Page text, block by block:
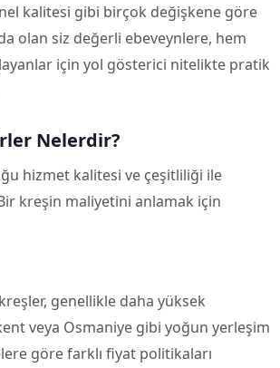
kalitesi gibi birçok değişkene göre
olan siz değerli ebeveynlere, hem
için yol gösterici nitelikte pratik
Nelerdir?
hizmet kalitesi ve çeşitliliği ile
kreşin maliyetini anlamak için
genellikle daha yüksek
veya Osmaniye gibi yoğun yerleşim
göre farklı fiyat politikaları